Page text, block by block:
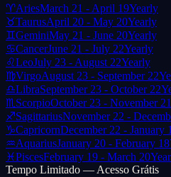
♈AriesMarch 21 - April 19Yearly
♉TaurusApril 20 - May 20Yearly
♊GeminiMay 21 - June 20Yearly
♋CancerJune 21 - July 22Yearly
♌LeoJuly 23 - August 22Yearly
♍VirgoAugust 23 - September 22
♎LibraSeptember 23 - October 22
♏ ScorpioOctober 23 - November 21
♐SagittariusNovember 22 -
♑CapricornDecember 22 - January
♒AquariusJanuary 20 - February 18
♓PiscesFebruary 19 - March 20
Tempo Limitado — Acesso Grátis